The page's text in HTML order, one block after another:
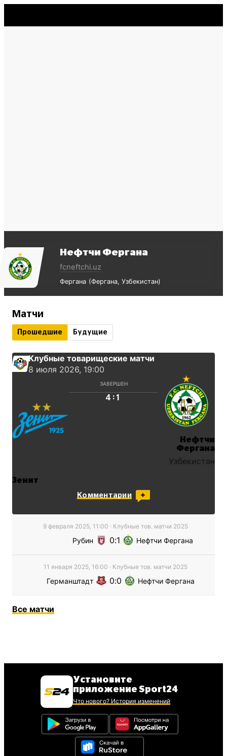
Нефтчи Фергана
fcneftchi.uz
Фергана Фергана Узбекистан
Матчи
Прошедшие Будущие
Клубные товарищеские матчи
8 июля 2026, 19:00
ЗАВЕРШЕН
4 : 1
Зенит
Нефтчи
Фергана
Узбекистан
Комментарии
9 февраля 2025, 11:00 · Клубные тов. матчи 2025
Рубин 0 1 Нефтчи Фергана
11 января 2025, 16:00 · Клубные тов. матчи 2025
Германштадт 0 0 Нефтчи Фергана
Все матчи
Установите
приложение Sport24
Что нового? История изменений